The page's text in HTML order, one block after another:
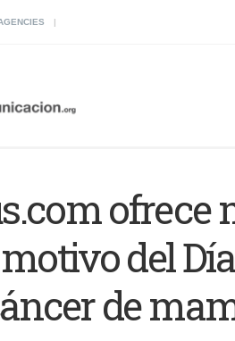
ofrece
del
de